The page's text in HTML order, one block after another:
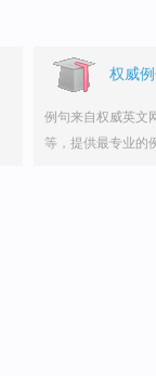
权威
例句来自权威英文
等，提供最专业的